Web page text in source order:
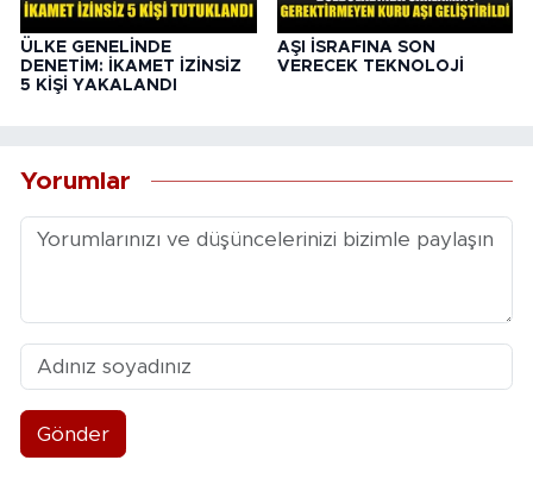
ÜLKE GENELİNDE
DENETİM: İKAMET İZİNSİZ
5 KİŞİ YAKALANDI
AŞI İSRAFINA SON
VERECEK TEKNOLOJİ
Yorumlar
Gönder